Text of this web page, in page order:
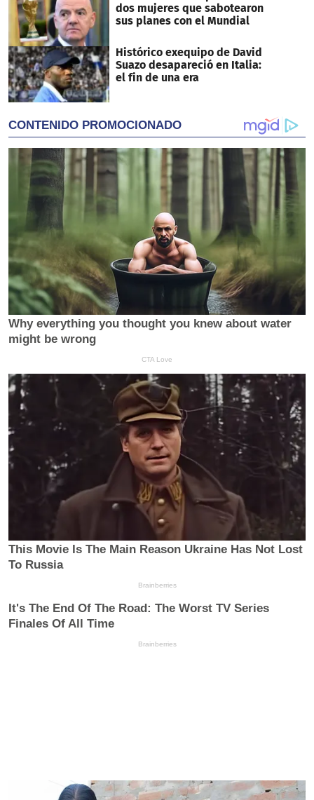
dos mujeres que sabotearon
sus planes con el Mundial
Histórico exequipo de David
Suazo desapareció en Italia:
el fin de una era